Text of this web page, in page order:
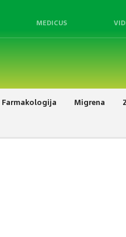
MEDICUS
Farmakologija Migrena